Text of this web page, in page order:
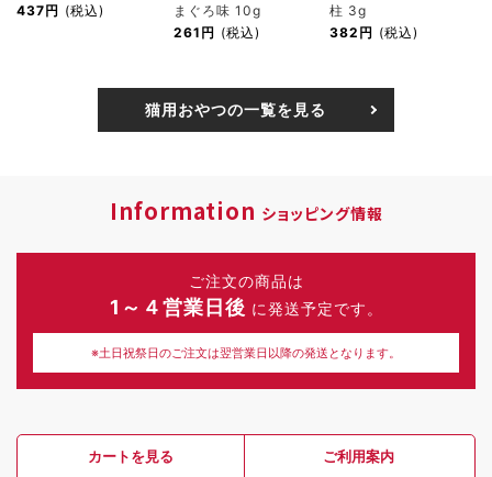
437円 (税込)
まぐろ味 10g
261円 (税込)
柱 3g
382円 (税込)
猫用おやつの一覧を見る
Information ショッピング情報
ご注文の商品は
1～４営業日後 に発送予定です。
※土日祝祭日のご注文は翌営業日以降の発送となります。
カートを見る ご利用案内